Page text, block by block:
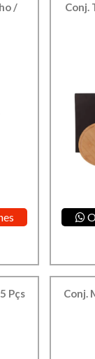
/
Conj.
Pçs
Conj.